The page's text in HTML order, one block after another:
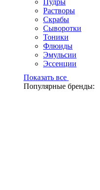
Пудры
Растворы
Скрабы
Сыворотки
Тоники
Флюиды
Эмульсии
Эссенции
Показать все
Популярные бренды: